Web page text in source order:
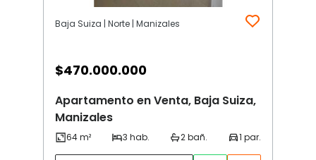
Baja Suiza | Norte | Manizales
$470.000.000
Apartamento en Venta, Baja Suiza,
Manizales